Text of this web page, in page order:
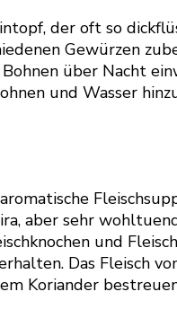
der oft so
Gewürzen
über Nacht
und Wasser
aber sehr
und
Das Fleisch
Koriander